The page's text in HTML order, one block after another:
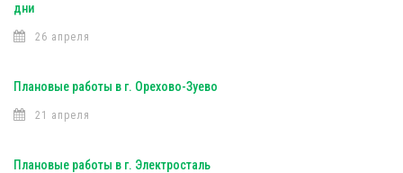
дни
26 апреля
Плановые работы в г. Орехово-Зуево
21 апреля
Плановые работы в г. Электросталь